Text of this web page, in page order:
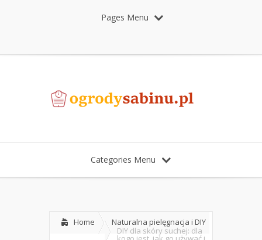
Pages Menu
Categories Menu
Home
Naturalna pielęgnacja i DIY
DIY dla skóry suchej: dla